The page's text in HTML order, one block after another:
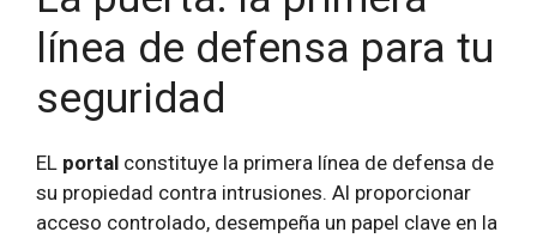
línea de defensa para tu
seguridad
EL portal constituye la primera línea de defensa de
su propiedad contra intrusiones. Al proporcionar
acceso controlado, desempeña un papel clave en la